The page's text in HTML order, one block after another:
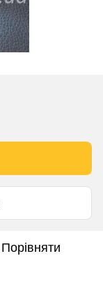
Порівняти